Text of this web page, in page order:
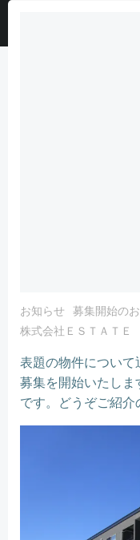
お知らせ 募集開始の
株式会社ＥＳＴＡＴ
表題の物件につい
募集を開始いたし
です。どうぞご紹